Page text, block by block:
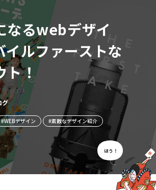
なるwebデザイ
イルファーストな
ト！
グ
#WEBデザイン #素敵なデザイン紹介
ほう！